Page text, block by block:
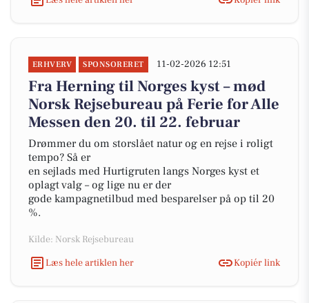
ERHVERV SPONSORERET 11-02-2026 12:51
Fra Herning til Norges kyst – mød
Norsk Rejsebureau på Ferie for Alle
Messen den 20. til 22. februar
Drømmer du om storslået natur og en rejse i roligt
tempo? Så er
en sejlads med Hurtigruten langs Norges kyst et
oplagt valg – og lige nu er der
gode kampagnetilbud med besparelser på op til 20
%.
Kilde: Norsk Rejsebureau
Læs hele artiklen her
Kopiér link